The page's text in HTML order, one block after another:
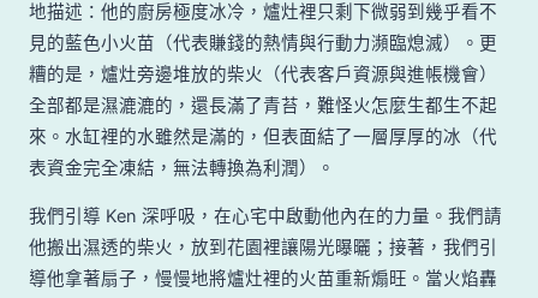
地描述：他的廚房極度冰冷，爐灶裡只剩下微弱到幾乎看不
見的藍色小火苗（代表賺錢的熱情與行動力瀕臨熄滅）。更
糟的是，爐灶旁邊堆放的柴火（代表客戶資源與進帳機會）
全部都是濕漉漉的，還長滿了青苔，難怪火怎麼生都生不起
來。水缸裡的水雖然是滿的，但表面結了一層厚厚的冰（代
表資金完全凍結，無法轉換為利潤）。
我們引導 Ken 深呼吸，在心宅中啟動他內在的力量。我們請
他搬出濕透的柴火，放到花園裡讓陽光曝曬；接著，我們引
導他拿著扇子，慢慢地將爐灶裡的火苗重新煽旺。當火焰轟